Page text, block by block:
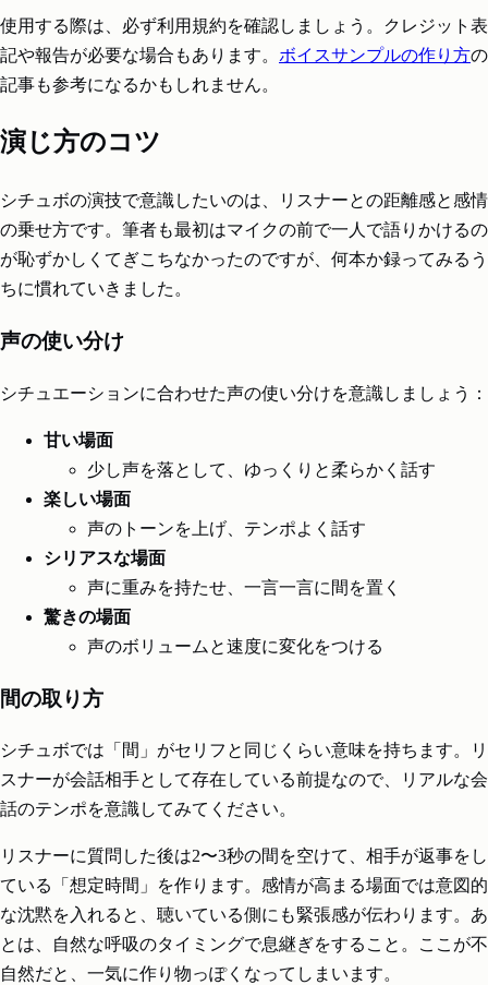
使用する際は、必ず利用規約を確認しましょう。クレジット表
記や報告が必要な場合もあります。 ボイスサンプルの作り方の
記事も参考になるかもしれません。
演じ方のコツ
シチュボの演技で意識したいのは、リスナーとの距離感と感情
の乗せ方です。筆者も最初はマイクの前で一人で語りかけるの
が恥ずかしくてぎこちなかったのですが、何本か録ってみるう
ちに慣れていきました。
声の使い分け
シチュエーションに合わせた声の使い分けを意識しましょう：
甘い場面
少し声を落として、ゆっくりと柔らかく話す
楽しい場面
声のトーンを上げ、テンポよく話す
シリアスな場面
声に重みを持たせ、一言一言に間を置く
驚きの場面
声のボリュームと速度に変化をつける
間の取り方
シチュボでは「間」がセリフと同じくらい意味を持ちます。リ
スナーが会話相手として存在している前提なので、リアルな会
話のテンポを意識してみてください。
リスナーに質問した後は2〜3秒の間を空けて、相手が返事をし
ている「想定時間」を作ります。感情が高まる場面では意図的
な沈黙を入れると、聴いている側にも緊張感が伝わります。あ
とは、自然な呼吸のタイミングで息継ぎをすること。ここが不
自然だと、一気に作り物っぽくなってしまいます。